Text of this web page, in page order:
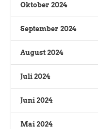
Oktober 2024
September 2024
August 2024
Juli 2024
Juni 2024
Mai 2024